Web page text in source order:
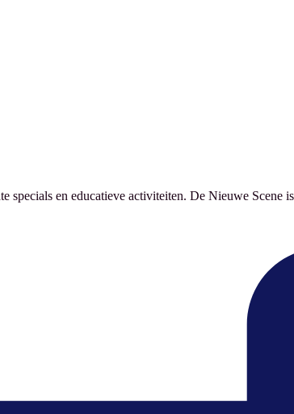
en educatieve activiteiten. De Nieuwe Scene